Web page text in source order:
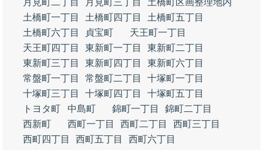
月見町二丁目
月見町三丁目
土橋町区画整理地内
土橋町一丁目
土橋町四丁目
土橋町五丁目
土橋町六丁目
貞宝町
天王町一丁目
天王町四丁目
東新町一丁目
東新町二丁目
東新町三丁目
東新町四丁目
東新町六丁目
常盤町一丁目
常盤町二丁目
十塚町一丁目
十塚町三丁目
十塚町四丁目
十塚町五丁目
トヨタ町
中島町 錦町一丁目
錦町二丁目
西新町
西町一丁目 西町二丁目
西町三丁目
西町四丁目
西町五丁目
西町六丁目